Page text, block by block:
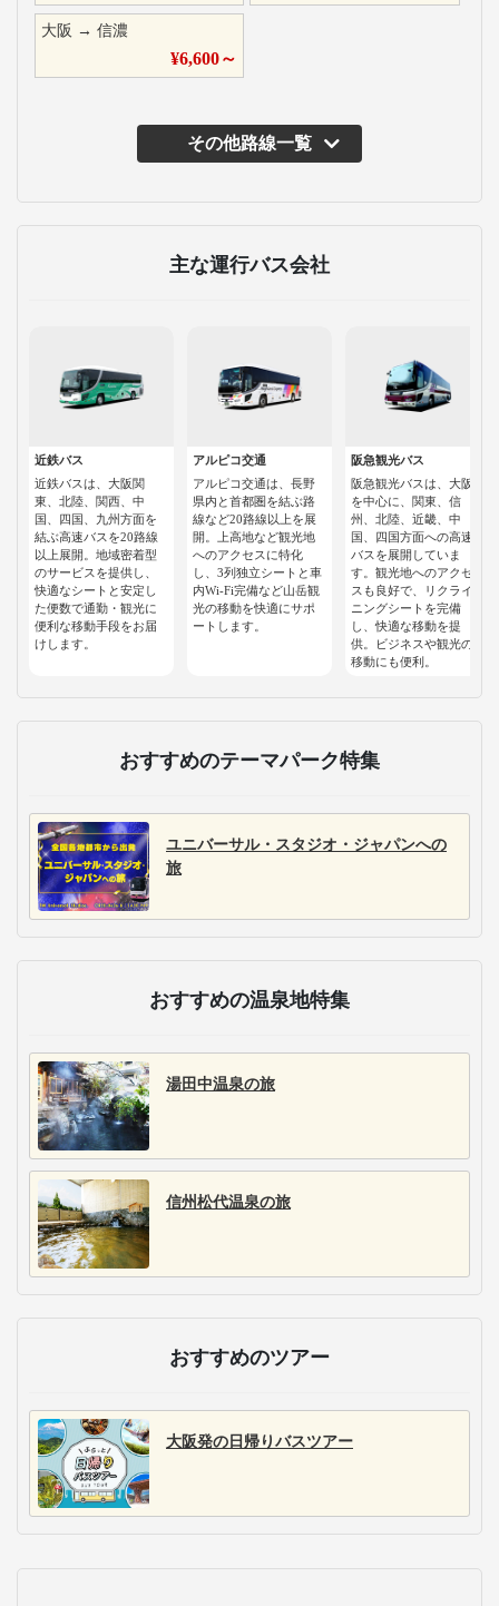
大阪 → 信濃
¥6,600～
その他路線一覧
主な運行バス会社
近鉄バス
近鉄バスは、大阪関
東、北陸、関西、中
国、四国、九州方面を
結ぶ高速バスを20路線
以上展開。地域密着型
のサービスを提供し、
快適なシートと安定し
た便数で通勤・観光に
便利な移動手段をお届
けします。
アルピコ交通
アルピコ交通は、長野
県内と首都圏を結ぶ路
線など20路線以上を展
開。上高地など観光地
へのアクセスに特化
し、3列独立シートと車
内Wi-Fi完備など山岳観
光の移動を快適にサポ
ートします。
阪急観光バス
阪急観光バスは、大阪
を中心に、関東、信
州、北陸、近畿、中
国、四国方面への高速
バスを展開していま
す。観光地へのアクセ
スも良好で、リクライ
ニングシートを完備
し、快適な移動を提
供。ビジネスや観光の
移動にも便利。
おすすめのテーマパーク特集
ユニバーサル・スタジオ・ジャパンへの
旅
おすすめの温泉地特集
湯田中温泉の旅
信州松代温泉の旅
おすすめのツアー
大阪発の日帰りバスツアー